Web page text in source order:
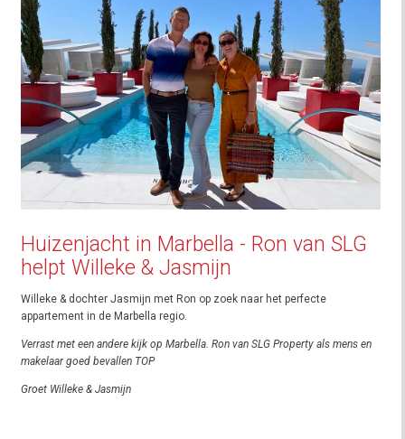
Huizenjacht in Marbella - Ron van SLG
helpt Willeke & Jasmijn
Willeke & dochter Jasmijn met Ron op zoek naar het perfecte
appartement in de Marbella regio.
Verrast met een andere kijk op Marbella. Ron van SLG Property als mens en
makelaar goed bevallen TOP
Groet Willeke & Jasmijn